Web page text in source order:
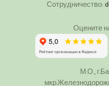
Сотрудничество:
Оцените
М.О.,